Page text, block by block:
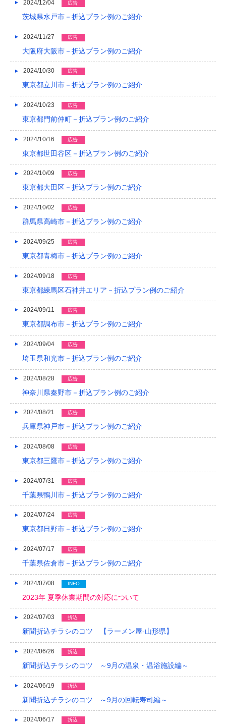
2013/01
2012/12
2012/11
2012/09
2012/08
2024/12/04 広告
茨城県水戸市－折込プラン例のご紹介
2024/11/27 広告
大阪府大阪市－折込プラン例のご紹介
2024/10/30 広告
東京都立川市－折込プラン例のご紹介
2024/10/23 広告
東京都門前仲町－折込プラン例のご紹介
2024/10/16 広告
東京都世田谷区－折込プラン例のご紹介
2024/10/09 広告
東京都大田区－折込プラン例のご紹介
2024/10/02 広告
群馬県高崎市－折込プラン例のご紹介
2024/09/25 広告
東京都青梅市－折込プラン例のご紹介
2024/09/18 広告
東京都練馬区石神井エリア－折込プラン例のご紹介
2024/09/11 広告
東京都調布市－折込プラン例のご紹介
2024/09/04 広告
埼玉県和光市－折込プラン例のご紹介
2024/08/28 広告
神奈川県秦野市－折込プラン例のご紹介
2024/08/21 広告
兵庫県神戸市－折込プラン例のご紹介
2024/08/08 広告
東京都三鷹市－折込プラン例のご紹介
2024/07/31 広告
千葉県鴨川市－折込プラン例のご紹介
2024/07/24 広告
東京都日野市－折込プラン例のご紹介
2024/07/17 広告
千葉県佐倉市－折込プラン例のご紹介
2024/07/08 INFO
2023年 夏季休業期間の対応について
2024/07/03 折込
新聞折込チラシのコツ 【ラーメン屋-山形県】
2024/06/26 折込
新聞折込チラシのコツ ～9月の温泉・温浴施設編～
2024/06/19 折込
新聞折込チラシのコツ ～9月の回転寿司編～
2024/06/17 折込